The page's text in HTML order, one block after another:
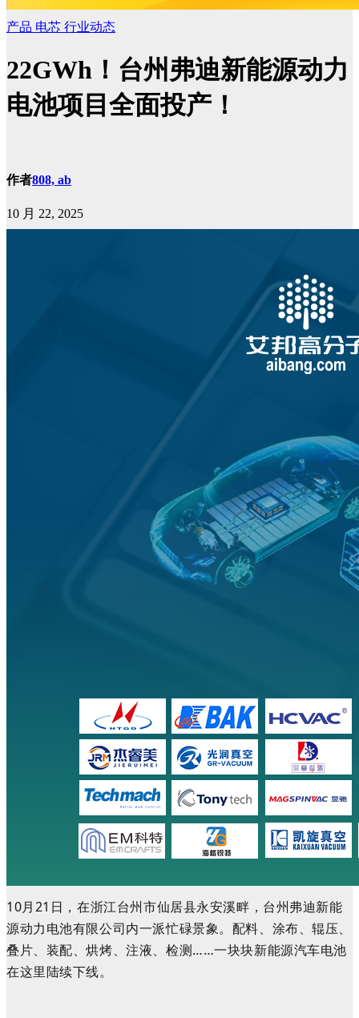
产品 电芯 行业动态
22GWh！台州弗迪新能源动力
电池项目全面投产！
作者808, ab
10 月 22, 2025
10月21日，在浙江台州市仙居县永安溪畔，台州弗迪新能
源动力电池有限公司内一派忙碌景象。配料、涂布、辊压、
叠片、装配、烘烤、注液、检测……一块块新能源汽车电池
在这里陆续下线。